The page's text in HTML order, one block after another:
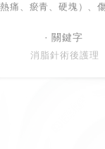
痛、瘀青、硬塊）、
消脂針術後護理